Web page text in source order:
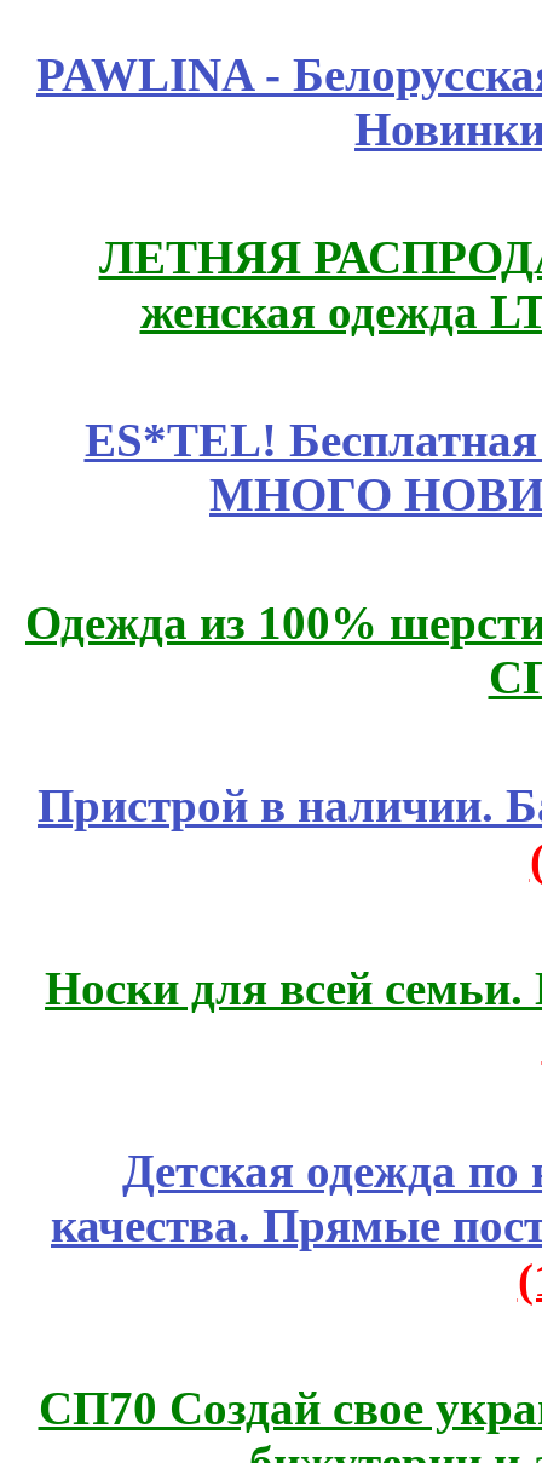
PAWLINA -
ЛЕТНЯЯ
женская одежда
ES*TEL!
МНОГО
Одежда из 100%
Пристрой в наличии.
Носки для всей
Детская одежда
качества. Прямые
СП70 Создай свое